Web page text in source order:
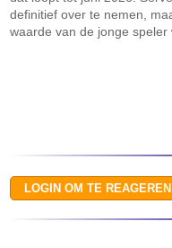
definitief over te nemen,
waarde van de jonge speler